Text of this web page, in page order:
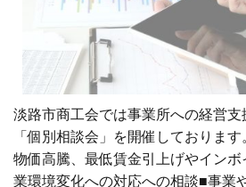
淡路市商工会では事業所への経営支
「個別相談会」を開催しておりま
物価高騰、最低賃金引上げやイン
業環境変化への対応への相談■事業